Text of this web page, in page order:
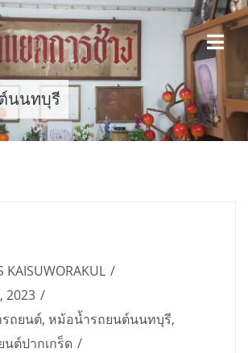
นนทบุรี
KAISUWORAKUL
2023
ถยนต์, หม้อน้ำรถยนต์นนทบุรี,
ต์ปากเกร็ด